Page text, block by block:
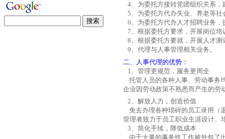
4、为委托方接转党团组织关系
5、为委托方代办失业、养老等社
6、为委托方代办人才招聘业务
7、根据委托方要求，开展岗位
8、根据委托方要就，开展人才测
9、代理与人事管理相关业务。
二、
人事代理的优势 ：
1、管理更规范，服务更周全
托管人员的各种人事、劳动事务
企业因劳动政策不熟悉而产生的劳
2、解放人力，创造价值
免去办理各种琐碎的员工录用（
管理者致力于员工职业生涯设计、
3、简化手续，降低成本
由于大量的事务性工作被外包了